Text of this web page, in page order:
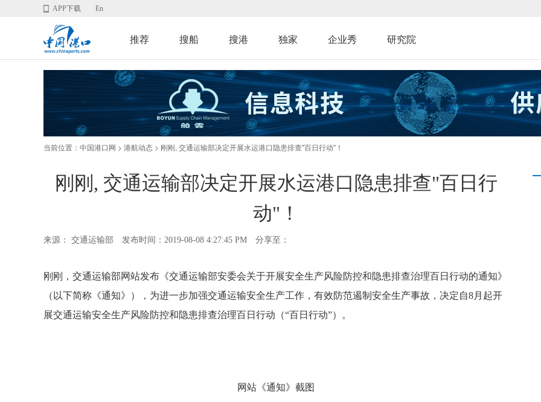
APP下载 En
推荐 搜船 搜港 独家 企业秀 研究院
当前位置： 中国港口网 > 港航动态 > 刚刚, 交通运输部决定开展水运港口隐患排查"百日行动"！
刚刚, 交通运输部决定开展水运港口隐患排查"百日行
动"！
来源： 交通运输部 发布时间：2019-08-08 4:27:45 PM 分享至：
刚刚，交通运输部网站发布《交通运输部安委会关于开展安全生产风险防控和隐患排查治理百日行动的通知》
（以下简称《通知》），为进一步加强交通运输安全生产工作，有效防范遏制安全生产事故，决定自8月起开
展交通运输安全生产风险防控和隐患排查治理百日行动（“百日行动”）。
网站《通知》截图